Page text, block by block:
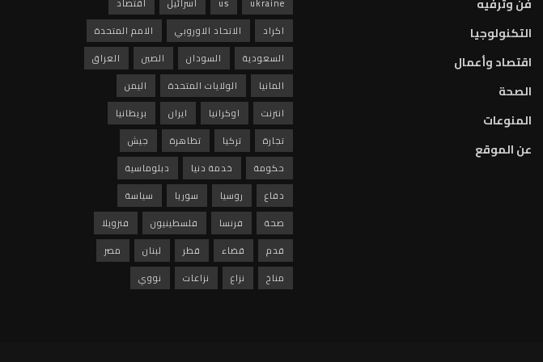
التكنولوجيا
اقتصاد وأعمال
الصحة
المنوعات
عن الموقع
اكراد
الاتحاد الاوروبي
الامم المتحدة
السعودية
السودان الصين
العراق
المانيا
الولايات المتحدة
اليمن
انترنت
اوكرانيا ايران
بريطانيا
تجارة
تركيا تظاهرة
جيش
حكومة
خدمة دنيا
دبلوماسية
دفاع
روسيا سوريا
سياسة
صحة
فرنسا فلسطينيون
فنزويلا
قدم
قضاء قطر لبنان
مصر
مناخ
نزاع نزاعات نووي